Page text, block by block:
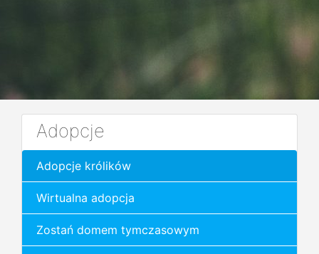
Adopcje
Adopcje królików
Wirtualna adopcja
Zostań domem tymczasowym